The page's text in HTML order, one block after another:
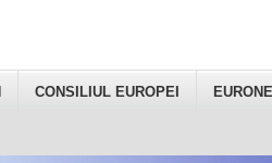
CONSILIUL EUROPEI